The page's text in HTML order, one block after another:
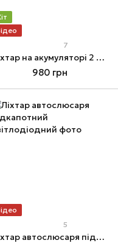
7
Ліхтар на акумуляторі 2 режими + ультрафіолет (алюмінієвий прорезинений корпус)
980 грн
5
Ліхтар автослюсаря підкапотний світлодіодний